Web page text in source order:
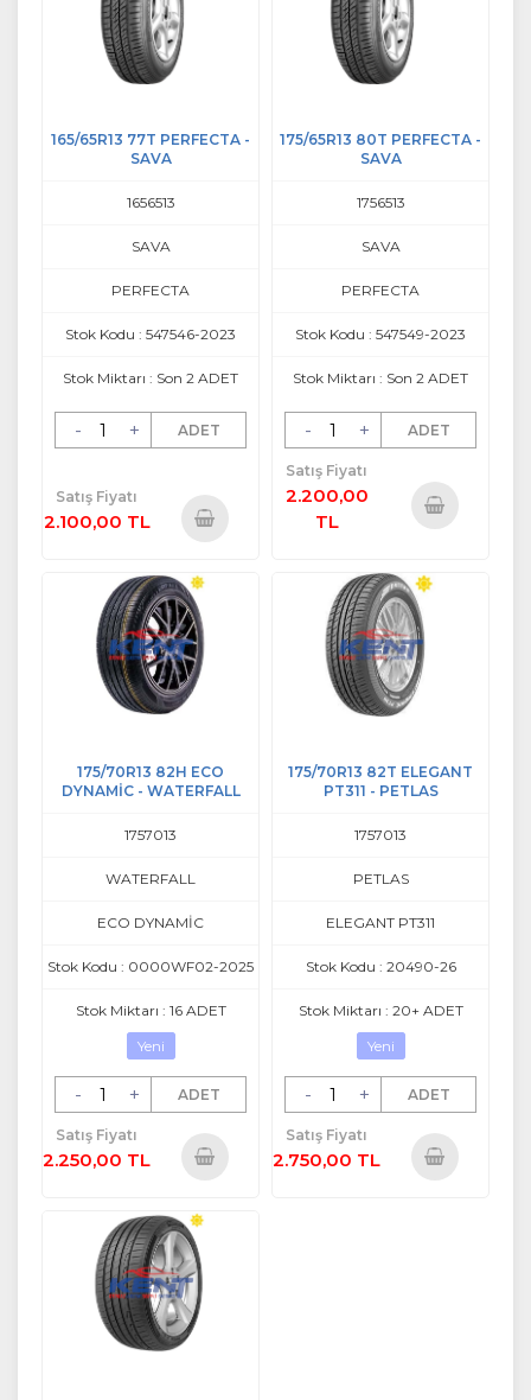
165/65R13 77T PERFECTA -
SAVA
1656513
SAVA
PERFECTA
Stok Kodu : 547546-2023
Stok Miktarı : Son 2 ADET
- + ADET
Satış Fiyatı
2.100,00 TL
Ekle
175/65R13 80T PERFECTA -
SAVA
1756513
SAVA
PERFECTA
Stok Kodu : 547549-2023
Stok Miktarı : Son 2 ADET
- + ADET
Satış Fiyatı
2.200,00
TL
175/70R13 82H ECO
DYNAMİC - WATERFALL
1757013
WATERFALL
ECO DYNAMİC
Stok Kodu : 0000WF02-2025
Stok Miktarı : 16 ADET
Yeni
- + ADET
Satış Fiyatı
2.250,00 TL
Ekle
175/70R13 82T ELEGANT
PT311 - PETLAS
1757013
PETLAS
ELEGANT PT311
Stok Kodu : 20490-26
Stok Miktarı : 20+ ADET
Yeni
- + ADET
Satış Fiyatı
2.750,00 TL